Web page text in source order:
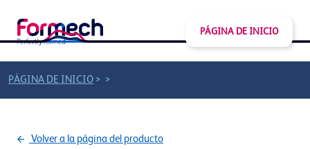
PÁGINA DE INICIO
PÁGINA DE INICIO > >
Volver a la página del producto